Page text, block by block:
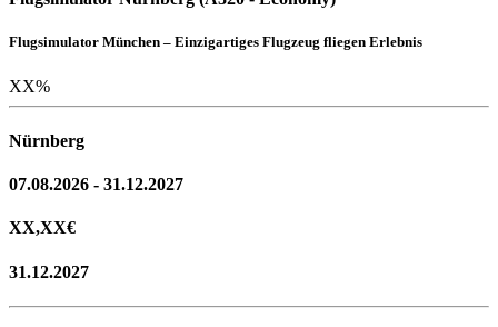
Flugsimulator München – Einzigartiges Flugzeug fliegen Erlebnis
XX%
Nürnberg
07.08.2026 - 31.12.2027
XX,XX€
31.12.2027